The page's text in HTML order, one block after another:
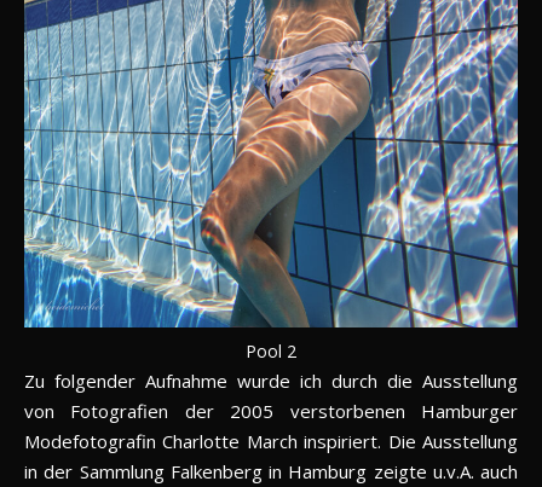
Pool 2
Zu folgender Aufnahme wurde ich durch die Ausstellung
von Fotografien der 2005 verstorbenen Hamburger
Modefotografin Charlotte March inspiriert. Die Ausstellung
in der Sammlung Falkenberg in Hamburg zeigte u.v.A. auch